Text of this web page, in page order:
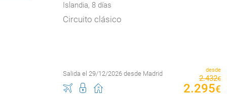
Islandia, 8 días
Circuito clásico
Salida el 29/12/2026 desde Madrid desde
2.432€
2.295€